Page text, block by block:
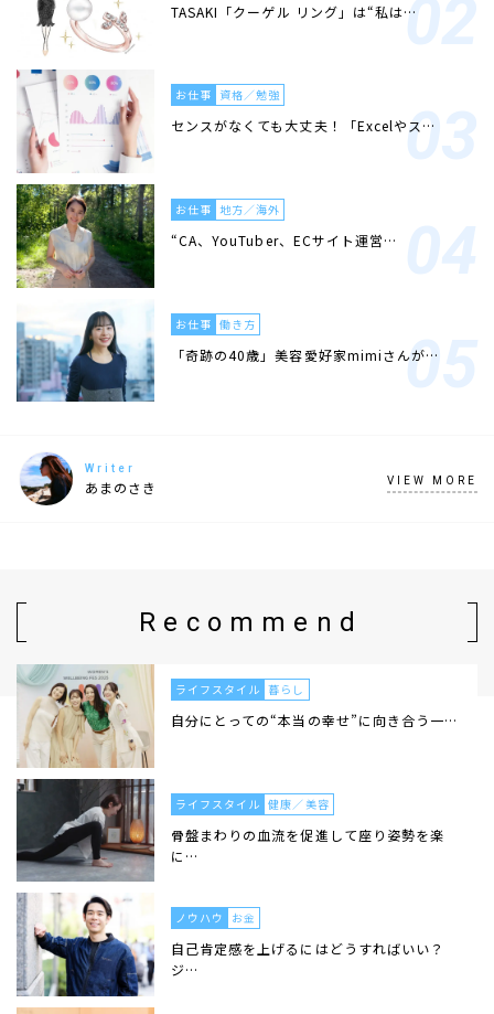
TASAKI「クーゲル リング」は“私は…
お仕事 資格／勉強
センスがなくても大丈夫！「Excelやス…
お仕事 地方／海外
“CA、YouTuber、ECサイト運営…
お仕事 働き方
「奇跡の40歳」美容愛好家mimiさんが…
Writer
あまのさき VIEW MORE
Recommend
ライフスタイル 暮らし
自分にとっての“本当の幸せ”に向き合う一…
ライフスタイル 健康／美容
骨盤まわりの血流を促進して座り姿勢を楽
に…
ノウハウ お金
自己肯定感を上げるにはどうすればいい？
ジ…